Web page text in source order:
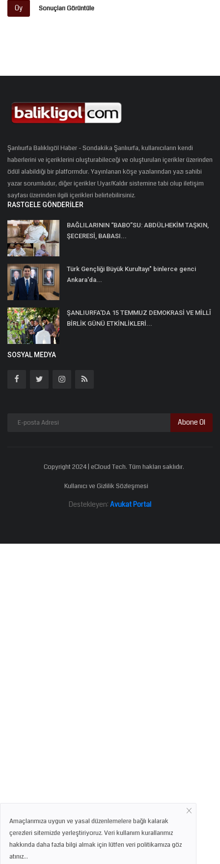
Oy Sonuçları Görüntüle
Şanlıurfa Balıklıgöl Haber - Sondakika Şanlıurfa, kullanıcıların kendi
haberlerini ve içeriklerini oluşturabileceği ve oluşturulan içerikler üzerinden
ödül alabildiği bir platformdur. Yayınlanan köşe yazılarından yazı sahibi
yazar sorumludur, diğer içerikler Uyar/Kaldır sistemine tabi olup iletişim
sayfası üzerinden ilgili içerikleri belirtebilirsiniz.
RASTGELE GÖNDERILER
BAĞLILARININ “BABO”SU: ABDÜLHEKİM TAŞKIN,
ŞECERESİ, BABASI...
Türk Gençliği Büyük Kurultayı" binlerce genci
Ankara'da...
ŞANLIURFA'DA 15 TEMMUZ DEMOKRASİ VE MİLLÎ
BİRLİK GÜNÜ ETKİNLİKLERİ...
SOSYAL MEDYA
Abone Ol
Copyright 2024 | eCloud Tech. Tüm hakları saklıdır.
Kullanıcı ve Gizlilik Sözleşmesi
Destekleyen: Avukat Portal
Amaçlarımıza uygun ve yasal düzenlemelere bağlı kalarak
çerezleri sitemizde yerleştiriyoruz. Veri kullanım kurallarımız
hakkında daha fazla bilgi almak için lütfen veri politikamıza göz
atınız...